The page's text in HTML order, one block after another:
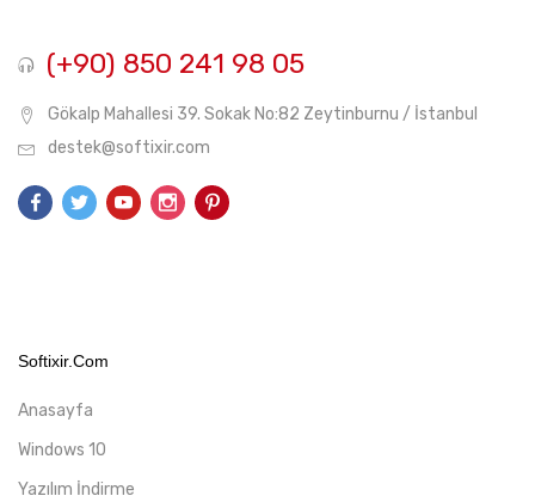
(+90) 850 241 98 05
Gökalp Mahallesi 39. Sokak No:82 Zeytinburnu / İstanbul
destek@softixir.com
Softixir.com
Anasayfa
Windows 10
Yazılım İndirme